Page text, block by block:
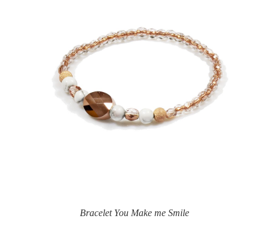
Bracelet You Make me Smile